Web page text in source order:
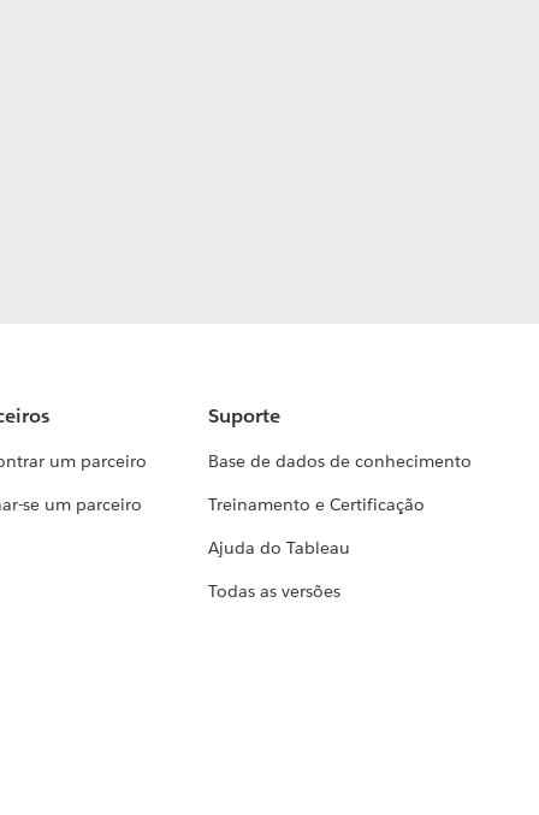
um parceiro
se um parceiro
Suporte
Base de dados de conhecimento
Treinamento e Certificação
Ajuda do Tableau
Todas as versões